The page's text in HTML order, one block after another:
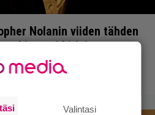
Nolanin viiden tähden
hienosti kirjoitettu
Valintasi